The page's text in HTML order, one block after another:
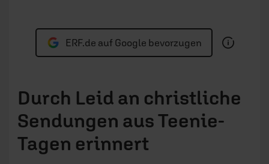
ERF.de auf Google bevorzugen
Durch Leid an christliche
Sendungen aus Teenie-
Tagen erinnert